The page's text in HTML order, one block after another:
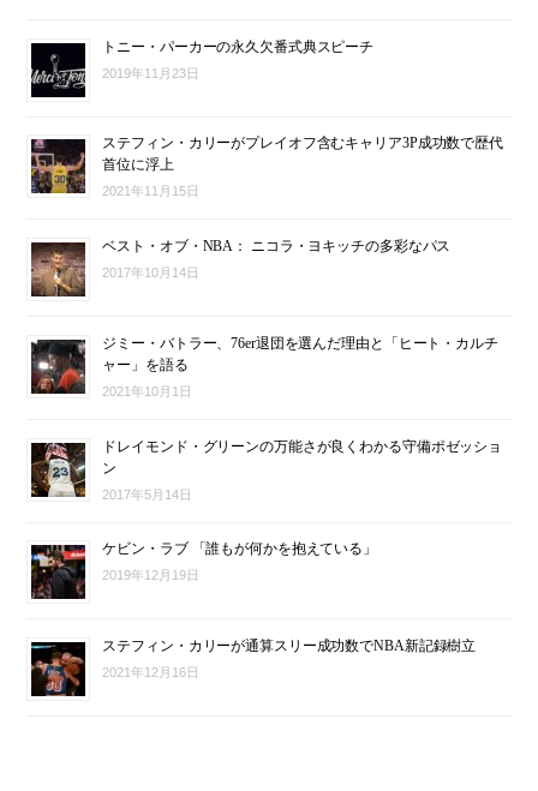
トニー・パーカーの永久欠番式典スピーチ
2019年11月23日
ステフィン・カリーがプレイオフ含むキャリア3P成功数で歴代
首位に浮上
2021年11月15日
ベスト・オブ・NBA： ニコラ・ヨキッチの多彩なパス
2017年10月14日
ジミー・バトラー、76er退団を選んだ理由と「ヒート・カルチ
ャー」を語る
2021年10月1日
ドレイモンド・グリーンの万能さが良くわかる守備ポゼッショ
ン
2017年5月14日
ケビン・ラブ 「誰もが何かを抱えている」
2019年12月19日
ステフィン・カリーが通算スリー成功数でNBA新記録樹立
2021年12月16日